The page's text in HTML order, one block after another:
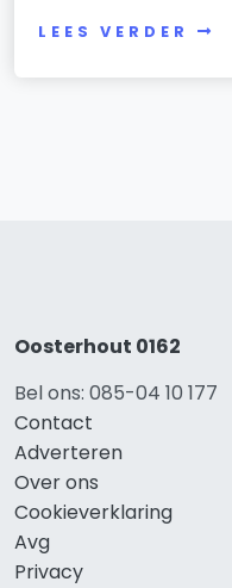
LEES VERDER
Oosterhout 0162
Bel ons: 085-04 10 177
Contact
Adverteren
Over ons
Cookieverklaring
Avg
Privacy